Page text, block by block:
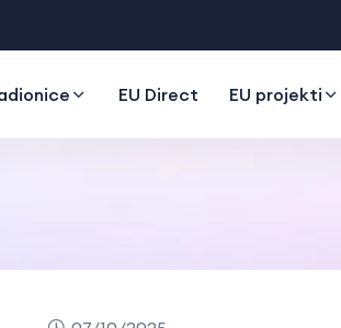
EU Direct EU projekti